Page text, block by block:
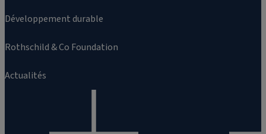
Développement durable
Rothschild & Co Foundation
Actualités